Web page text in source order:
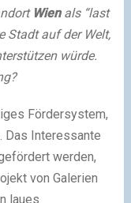
Wienals “last
Stadt auf der Welt,
würde.
Fördersystem,
Das Interessante
werden,
von Galerien
laues